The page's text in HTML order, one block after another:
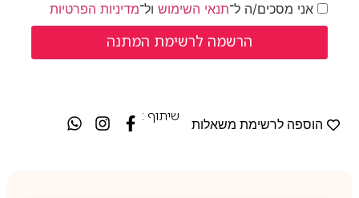
אני מסכים/ה ל־תנאי השימושול־מדיניות הפרטיות
הוספה לרשימת משאלות
שיתוף :